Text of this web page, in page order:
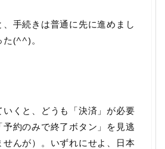
手続きは普通に先に進めまし
(^^)。
くと、どうも「決済」が必要
約のみで終了ボタン」を見逃
せんが）。いずれにせよ、日本